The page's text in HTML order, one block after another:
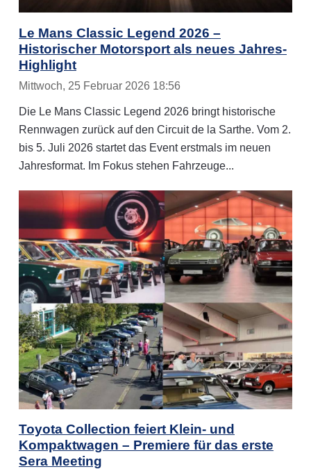
Le Mans Classic Legend 2026 –
Historischer Motorsport als neues Jahres-
Highlight
Mittwoch, 25 Februar 2026 18:56
Die Le Mans Classic Legend 2026 bringt historische
Rennwagen zurück auf den Circuit de la Sarthe. Vom 2.
bis 5. Juli 2026 startet das Event erstmals im neuen
Jahresformat. Im Fokus stehen Fahrzeuge...
Toyota Collection feiert Klein- und
Kompaktwagen – Premiere für das erste
Sera Meeting